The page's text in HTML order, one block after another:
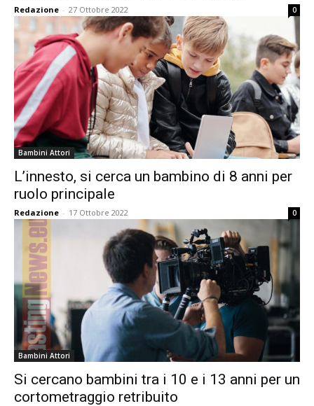
Redazione - 27 Ottobre 2022 0
Bambini Attori
L’innesto, si cerca un bambino di 8 anni per
ruolo principale
Redazione - 17 Ottobre 2022 0
Bambini Attori
Si cercano bambini tra i 10 e i 13 anni per un
cortometraggio retribuito